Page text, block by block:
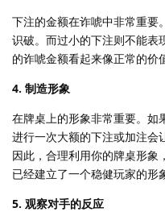
下注的金额在诈唬中非常重要
识破。而过小的下注则不能表
的诈唬金额看起来像正常的价
4. 制造形象
在牌桌上的形象非常重要。如
进行一次大额的下注或加注会
因此，合理利用你的牌桌形象
已经建立了一个稳健玩家的形
5. 观察对手的反应